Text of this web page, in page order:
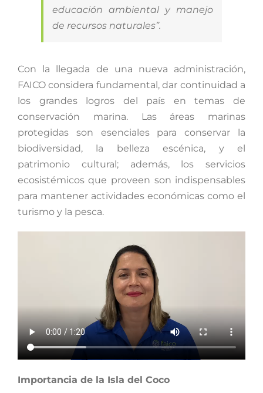
educación ambiental y manejo
de recursos naturales”.
Con la llegada de una nueva administración,
FAICO considera fundamental, dar continuidad a
los grandes logros del país en temas de
conservación marina. Las áreas marinas
protegidas son esenciales para conservar la
biodiversidad, la belleza escénica, y el
patrimonio cultural; además, los servicios
ecosistémicos que proveen son indispensables
para mantener actividades económicas como el
turismo y la pesca.
Importancia de la Isla del Coco